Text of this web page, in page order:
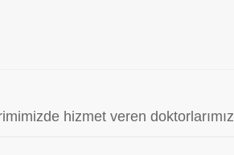
hizmet veren doktorlarımız